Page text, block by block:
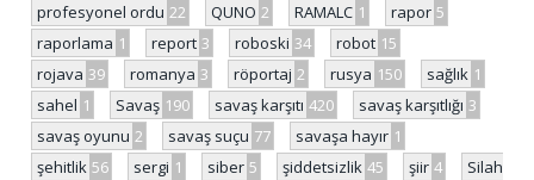
profesyonel ordu 22 QUNO 2 RAMALC 1 rapor 5
raporlama 1 report 3 roboski 34 robot 15
rojava 39 romanya 3 röportaj 2 rusya 150 sağlık 1
sahel 1 Savaş 190 savaş karşıtı 420 savaş karşıtlığı 3
savaş oyunu 2 savaş suçu 77 savaşa hayır 1
şehitlik 56 sergi 1 siber 5 şiddetsizlik 45 şiir 4
Silah